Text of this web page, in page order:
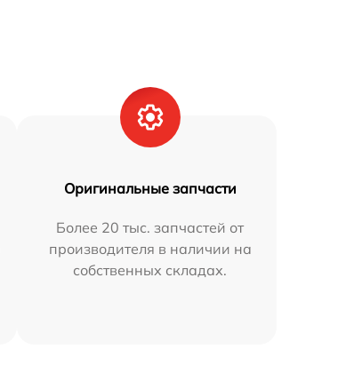
Оригинальные запчасти
Более 20 тыс. запчастей от
производителя в наличии на
собственных складах.